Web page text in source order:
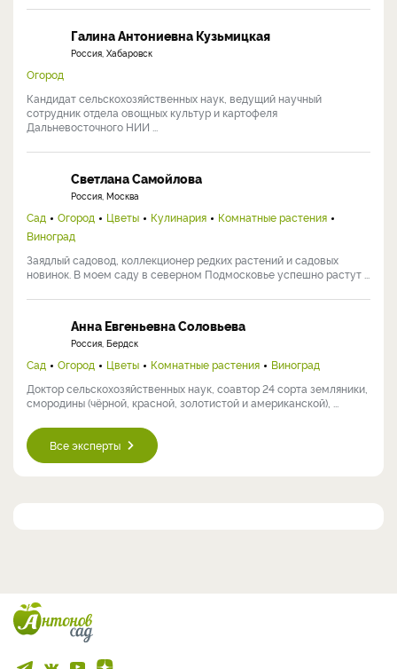
Галина Антониевна Кузьмицкая
Россия, Хабаровск
Огород
Кандидат сельскохозяйственных наук, ведущий научный
сотрудник отдела овощных культур и картофеля
Дальневосточного НИИ ...
Светлана Самойлова
Россия, Москва
Сад Огород Цветы Кулинария
Комнатные растения
Виноград
Заядлый садовод, коллекционер редких растений и садовых
новинок. В моем саду в северном Подмосковье успешно растут ...
Анна Евгеньевна Соловьева
Россия, Бердск
Сад Огород Цветы Комнатные растения
Виноград
Доктор сельскохозяйственных наук, соавтор 24 сорта земляники,
смородины (чёрной, красной, золотистой и американской), ...
Все эксперты